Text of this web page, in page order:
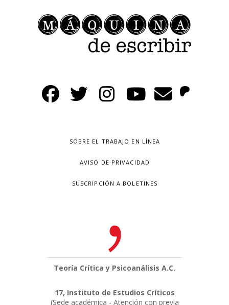
SOBRE EL TRABAJO EN LÍNEA
AVISO DE PRIVACIDAD
SUSCRIPCIÓN A BOLETINES
Teoría Crítica y Psicoanálisis A.C.
17, Instituto de Estudios Críticos
(Sede académica - Atención con previa